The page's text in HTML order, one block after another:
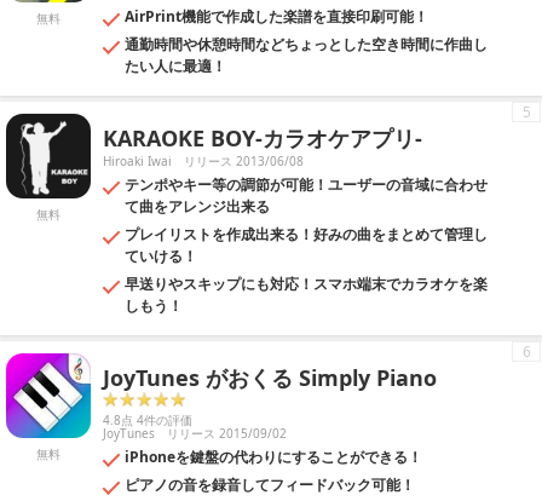
無料
AirPrint機能で作成した楽譜を直接印刷可能！
通勤時間や休憩時間などちょっとした空き時間に作曲し
たい人に最適！
無料
KARAOKE BOY-カラオケアプリ-
Hiroaki Iwai リリース 2013/06/08
テンポやキー等の調節が可能！ユーザーの音域に合わせ
て曲をアレンジ出来る
プレイリストを作成出来る！好みの曲をまとめて管理し
ていける！
早送りやスキップにも対応！スマホ端末でカラオケを楽
しもう！
5
無料
JoyTunes がおくる Simply Piano
4.8点 4件の評価
JoyTunes リリース 2015/09/02
iPhoneを鍵盤の代わりにすることができる！
ピアノの音を録音してフィードバック可能！
6